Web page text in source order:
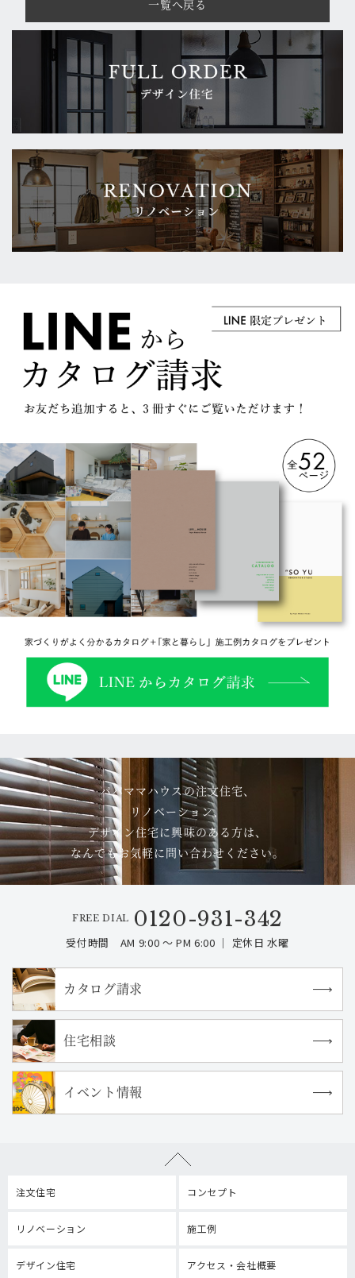
一覧へ戻る
パパママハウスの注文住宅、
リノベーション、
デザイン住宅に興味のある方は、
なんでもお気軽に問い合わせください。
FREE DIAL 0120-931-342
受付時間 AM 9:00 ～ PM 6:00 ｜ 定休日 水曜
カタログ請求
住宅相談
イベント情報
注文住宅 コンセプト
リノベーション 施工例
デザイン住宅 アクセス・会社概要